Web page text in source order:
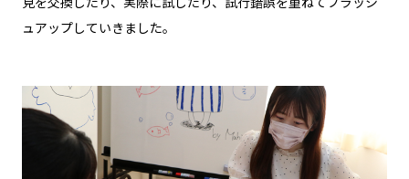
ュアップしていきました。